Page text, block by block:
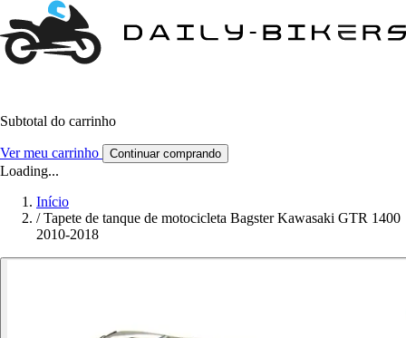
Subtotal do carrinho
Ver meu carrinho Continuar comprando
Loading...
Início
/ Tapete de tanque de motocicleta Bagster Kawasaki GTR 1400
2010-2018